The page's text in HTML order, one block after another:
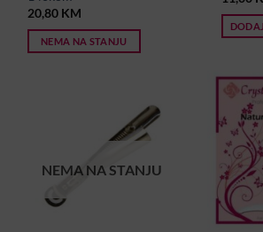
20,80 KM
NEMA NA STANJU
NEMA NA STANJU